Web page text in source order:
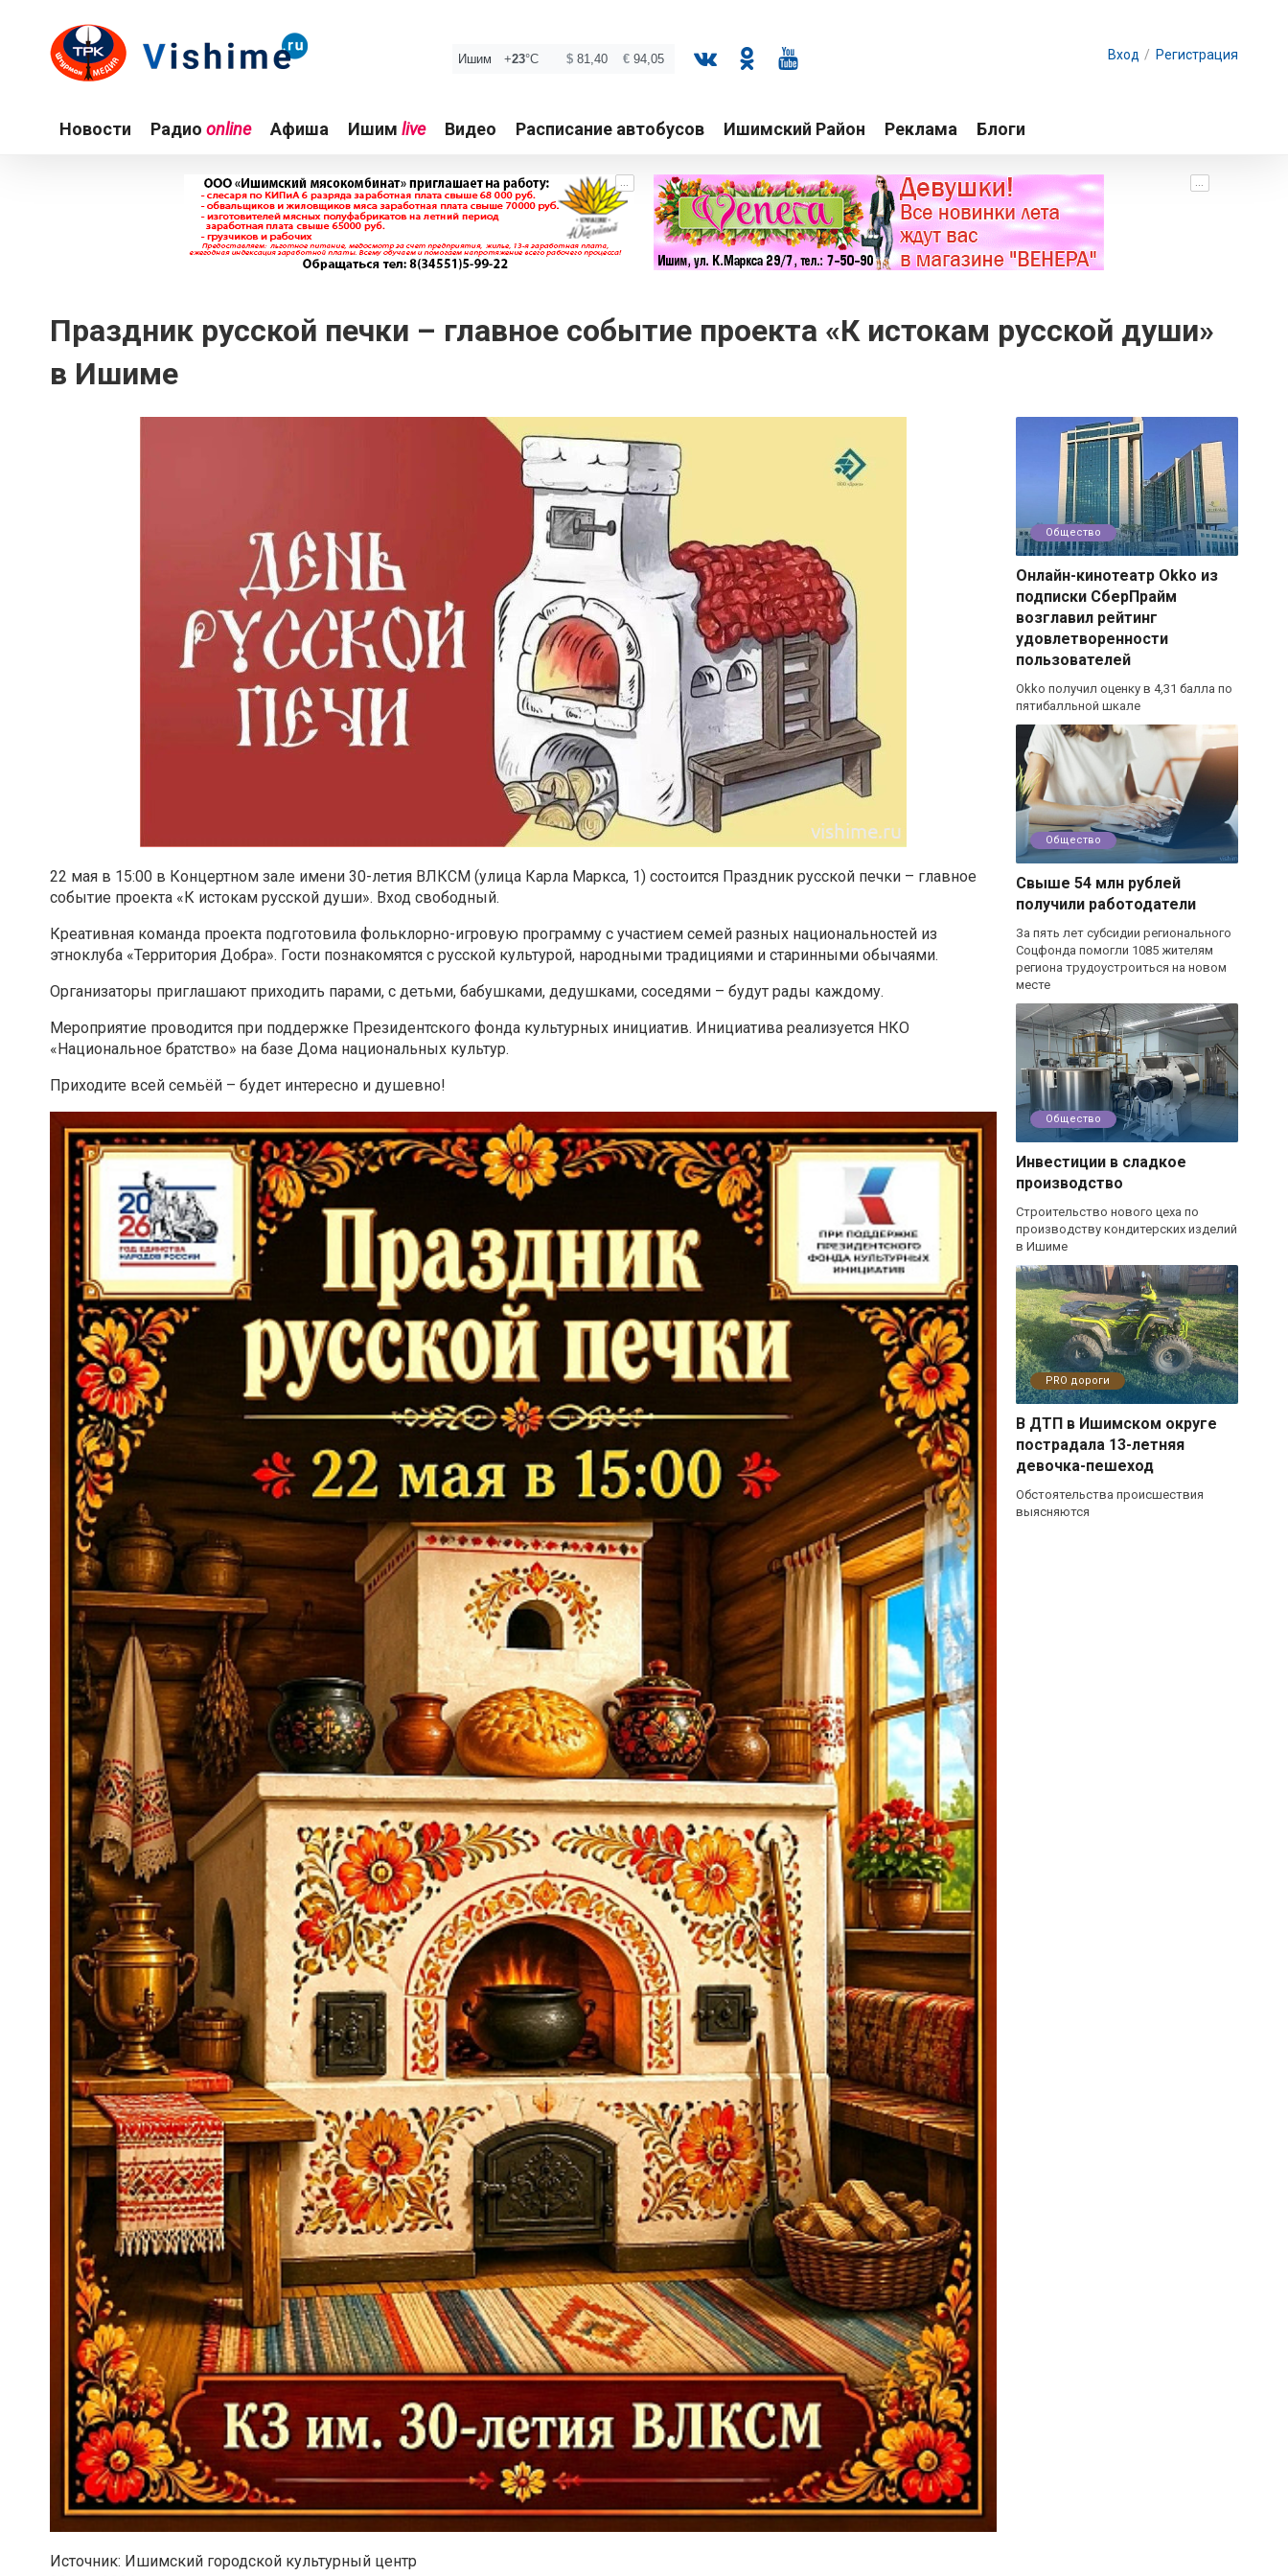
Вход / Регистрация
Новости Радио online Афиша Ишим live Видео Расписание автобусов Ишимский Район Реклама Блоги
... ...
Праздник русской печки – главное событие проекта «К истокам русской души»
в Ишиме
22 мая в 15:00 в Концертном зале имени 30-летия ВЛКСМ (улица Карла Маркса, 1) состоится Праздник русской печки – главное
событие проекта «К истокам русской души». Вход свободный.
Креативная команда проекта подготовила фольклорно-игровую программу с участием семей разных национальностей из
этноклуба «Территория Добра». Гости познакомятся с русской культурой, народными традициями и старинными обычаями.
Организаторы приглашают приходить парами, с детьми, бабушками, дедушками, соседями – будут рады каждому.
Мероприятие проводится при поддержке Президентского фонда культурных инициатив. Инициатива реализуется НКО
«Национальное братство» на базе Дома национальных культур.
Приходите всей семьёй – будет интересно и душевно!
Источник: Ишимский городской культурный центр
Общество
Онлайн-кинотеатр Okko из
подписки СберПрайм
возглавил рейтинг
удовлетворенности
пользователей
Okko получил оценку в 4,31 балла по
пятибалльной шкале
Общество
Свыше 54 млн рублей
получили работодатели
За пять лет субсидии регионального
Соцфонда помогли 1085 жителям
региона трудоустроиться на новом
месте
Общество
Инвестиции в сладкое
производство
Строительство нового цеха по
производству кондитерских изделий
в Ишиме
PRO дороги
В ДТП в Ишимском округе
пострадала 13-летняя
девочка-пешеход
Обстоятельства происшествия
выясняются